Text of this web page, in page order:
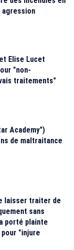
agression
Elise Lucet
"non-
traitements"
Academy")
de maltraitance
laisser traiter de
sans
porté plainte
"injure